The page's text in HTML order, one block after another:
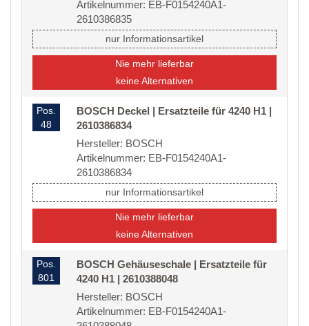
Artikelnummer: EB-F0154240A1-
2610386835
nur Informationsartikel
Nie mehr lieferbar
keine Alternativen
Pos.
48
BOSCH Deckel | Ersatzteile für 4240 H1 |
2610386834
Hersteller: BOSCH
Artikelnummer: EB-F0154240A1-
2610386834
nur Informationsartikel
Nie mehr lieferbar
keine Alternativen
Pos.
801
BOSCH Gehäuseschale | Ersatzteile für
4240 H1 | 2610388048
Hersteller: BOSCH
Artikelnummer: EB-F0154240A1-